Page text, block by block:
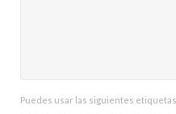
Puedes usar las siguientes